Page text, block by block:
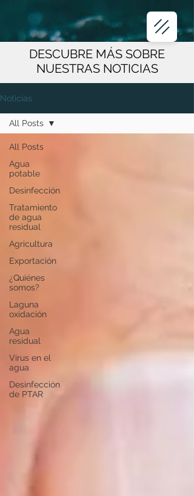
DESCUBRE MÁS SOBRE
NUESTRAS NOTICIAS
Noticias
All Posts
Agua
potable
Desinfección
Tratamiento
de agua
residual
Agricultura
Exportación
¿Quiénes
somos?
Laguna
oxidación
Agua
residual
Virus en el
agua
Desinfección
de PTAR
All Posts